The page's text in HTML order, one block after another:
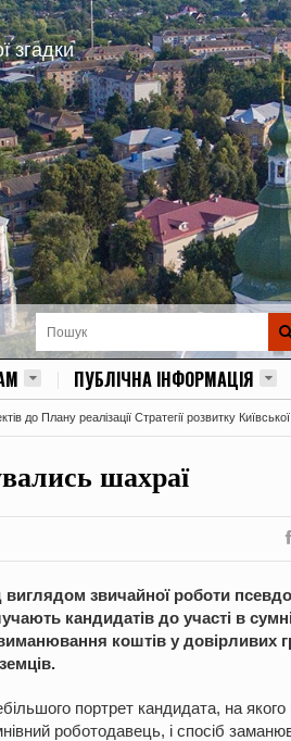
згадки
ПУБЛІЧНА ІНФОРМАЦІЯ
до Плану реалізації Стратегії розвитку
шахраї
виглядом звичайної роботи
кандидатів до участі в
коштів у довірливих
портрет кандидата, на якого
роботодавець, і спосіб